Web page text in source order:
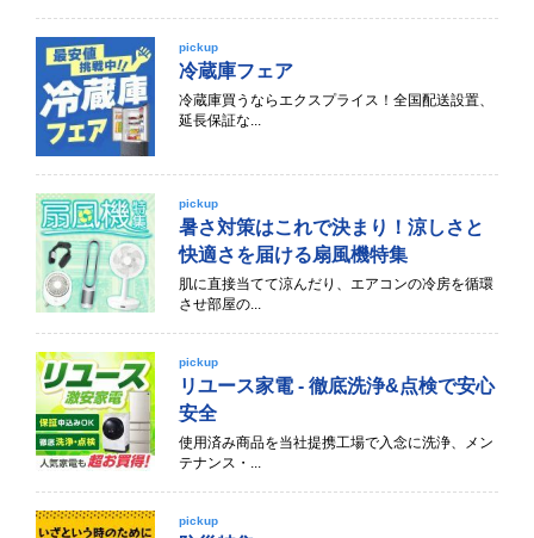
pickup
冷蔵庫フェア
冷蔵庫買うならエクスプライス！全国配送設置、
延長保証な...
pickup
暑さ対策はこれで決まり！涼しさと
快適さを届ける扇風機特集
肌に直接当てて涼んだり、エアコンの冷房を循環
させ部屋の...
pickup
リユース家電 - 徹底洗浄&点検で安心
安全
使用済み商品を当社提携工場で入念に洗浄、メン
テナンス・...
pickup